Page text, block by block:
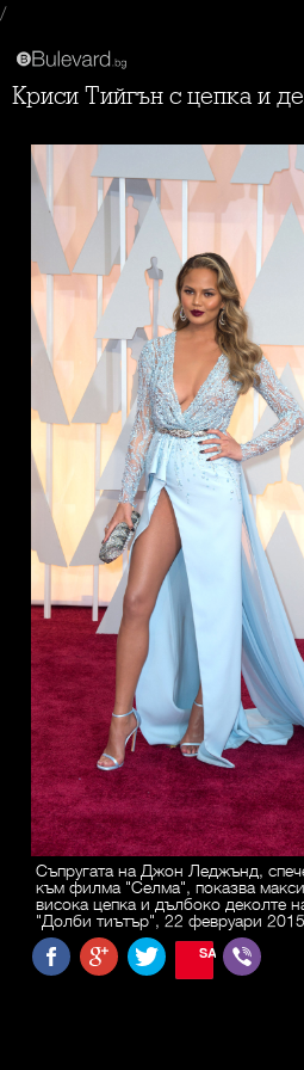
/
Криси Тийгън с цепка и
Съпругата на Джон Леджънд,
към филма "Селма", показва
висока цепка и дълбоко деколте
"Долби тиътър", 22 февруари
SAVE